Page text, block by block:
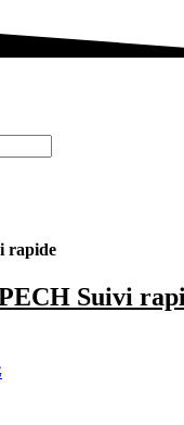
rapide
Suivi